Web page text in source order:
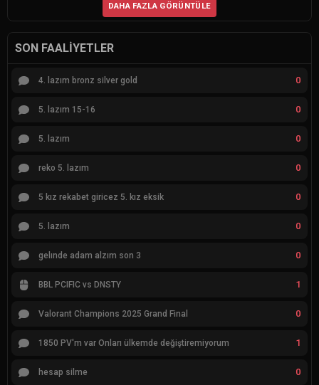
DAHA FAZLA GÖRÜNTÜLE
SON FAALIYETLER
4. lazım bronz silver gold 0
5. lazım 15-16 0
5. lazım 0
reko 5. lazım 0
5 kız rekabet giricez 5. kız eksik 0
5. lazım 0
gelınde adam alzım son 3 0
BBL PCIFIC vs DNSTY 1
Valorant Champions 2025 Grand Final 0
1850 PV'm var Onları ülkemde değiştiremiyorum 1
hesap silme 0